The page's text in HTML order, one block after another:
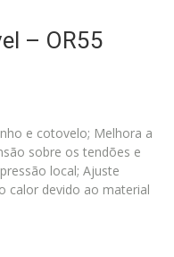
– OR55
e cotovelo; Melhora a
sobre os tendões e
local; Ajuste
calor devido ao material